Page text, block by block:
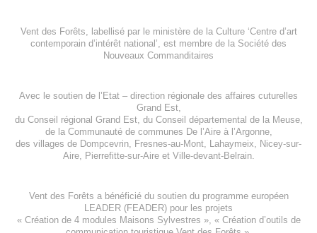
Vent des Forêts, labellisé par le ministère de la Culture ‘Centre d’art
contemporain d’intérêt national’, est membre de la Société des
Nouveaux Commanditaires
Avec le soutien de l’ Etat – direction régionale des affaires cuturelles
Grand Est,
du Conseil régional Grand Est, du Conseil départemental de la Meuse,
de la Communauté de communes De l’Aire à l’Argonne,
des villages de Dompcevrin Fresnes-au-Mont Lahaymeix
Nicey-sur-
Aire, Pierrefitte-sur-Aireet Ville-devant-Belrain.
Vent des Forêts a bénéficié du soutien du programme européen
LEADER (FEADER) pour les projets
« Création de 4 modules Maisons Sylvestres », « Création d’outils de